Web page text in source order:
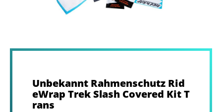
Unbekannt Rahmenschutz Rid
eWrap Trek Slash Covered Kit T
rans